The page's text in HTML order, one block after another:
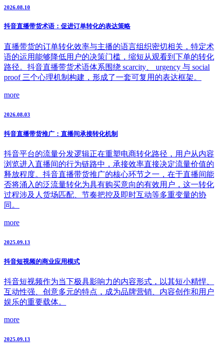
2026.08.10
抖音直播带货术语：促进订单转化的表达策略
直播带货的订单转化效率与主播的语言组织密切相关，特定术
语的运用能够降低用户的决策门槛，缩短从观看到下单的转化
路径。抖音直播带货术语体系围绕 scarcity、 urgency 与 social
proof 三个心理机制构建，形成了一套可复用的表达框架。
more
2026.08.03
抖音直播带货推广：直播间承接转化机制
抖音平台的流量分发逻辑正在重塑电商转化路径，用户从内容
浏览进入直播间的行为链路中，承接效率直接决定流量价值的
释放程度。抖音直播带货推广的核心环节之一，在于直播间能
否将涌入的泛流量转化为具有购买意向的有效用户，这一转化
过程涉及人货场匹配、节奏把控及即时互动等多重变量的协
同。
more
2025.09.13
抖音短视频的商业应用模式
抖音短视频作为当下极具影响力的内容形式，以其短小精悍、
互动性强、创意多元的特点，成为品牌营销、内容创作和用户
娱乐的重要载体。
more
2025.09.13